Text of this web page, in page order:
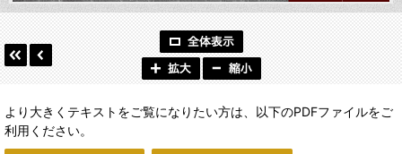
より大きくテキストをご覧になりたい方は、以下のPDFファイルをご
利用ください。